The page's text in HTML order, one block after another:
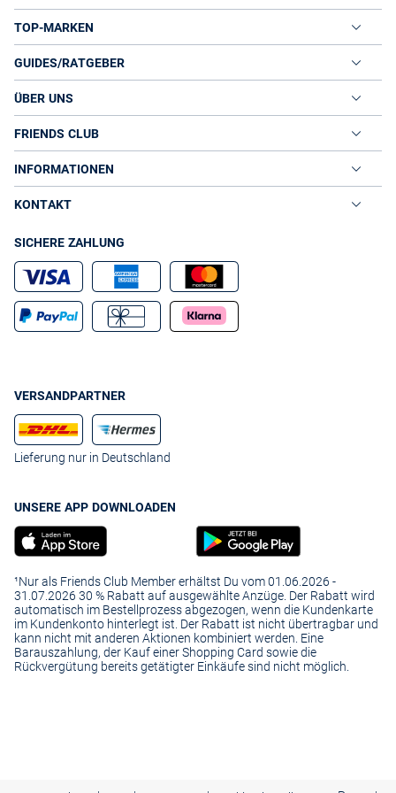
TOP-MARKEN
GUIDES/RATGEBER
ÜBER UNS
FRIENDS CLUB
INFORMATIONEN
KONTAKT
SICHERE ZAHLUNG
VERSANDPARTNER
Lieferung nur in Deutschland
UNSERE APP DOWNLOADEN
¹Nur als Friends Club Member erhältst Du vom 01.06.2026 -
31.07.2026 30 % Rabatt auf ausgewählte Anzüge. Der Rabatt wird
automatisch im Bestellprozess abgezogen, wenn die Kundenkarte
im Kundenkonto hinterlegt ist. Der Rabatt ist nicht übertragbar und
kann nicht mit anderen Aktionen kombiniert werden. Eine
Barauszahlung, der Kauf einer Shopping Card sowie die
Rückvergütung bereits getätigter Einkäufe sind nicht möglich.